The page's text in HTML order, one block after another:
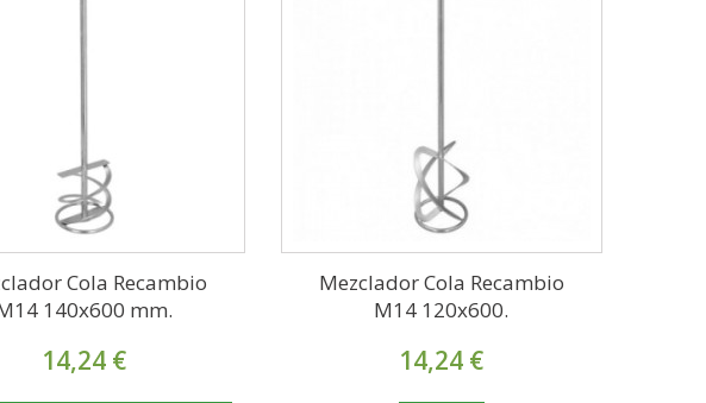
Cola Recambio
140x600 mm.
14,24 €
Mezclador Cola Recambio
M14 120x600.
14,24 €